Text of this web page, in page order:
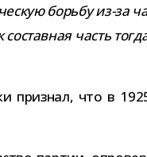
борьбу из-​за
часть
при­знал, что в